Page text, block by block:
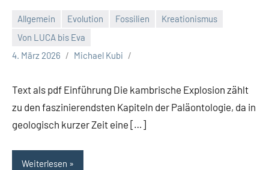
Allgemein Evolution Fossilien
Kreationismus
Von LUCA bis Eva
4. März 2026
Michael Kubi
Text als pdf Einführung Die kambrische Explosion zählt
zu den faszinierendsten Kapiteln der Paläontologie, da in
geologisch kurzer Zeit eine […]
Weiterlesen